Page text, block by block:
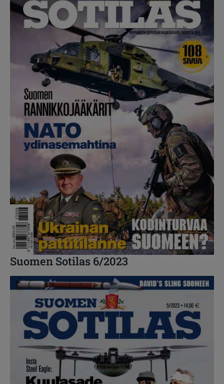
Suomen Sotilas 6/2023